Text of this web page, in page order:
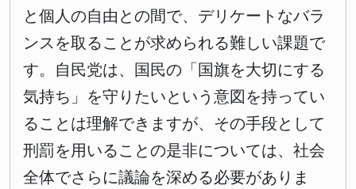
と個人の自由との間で、デリケートなバラ
ンスを取ることが求められる難しい課題で
す。自民党は、国民の「国旗を大切にする
気持ち」を守りたいという意図を持ってい
ることは理解できますが、その手段として
刑罰を用いることの是非については、社会
全体でさらに議論を深める必要がありま